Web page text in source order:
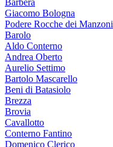
Barbera
Giacomo Bologna
Podere Rocche dei Manzoni
Barolo
Aldo Conterno
Andrea Oberto
Aurelio Settimo
Bartolo Mascarello
Beni di Batasiolo
Brezza
Brovia
Cavallotto
Conterno Fantino
Domenico Clerico